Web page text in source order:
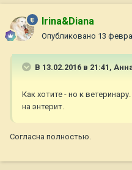
Irina&Diana
Опубликовано 13
В 13.02.2016 в 21:41,
Как хотите - но к
на энтерит.
Согласна полностью.